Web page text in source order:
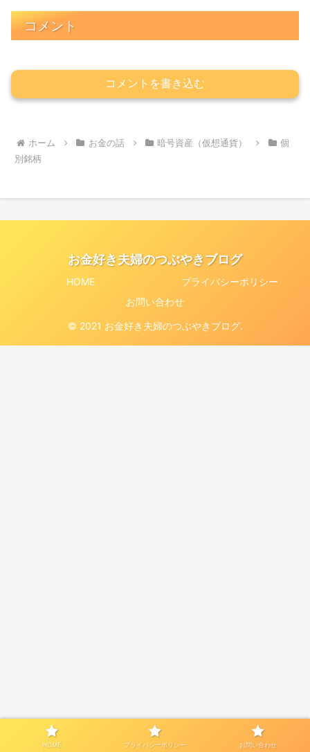
コメント
コメントを書き込む
ホーム お金の話 暗号資産（仮想通貨）
個
別銘柄
お金好き夫婦のつぶやきブログ
HOME
プライバシーポリシー
お問い合わせ
© 2021 お金好き夫婦のつぶやきブログ.
HOME プライバシーポリシー お問い合わせ